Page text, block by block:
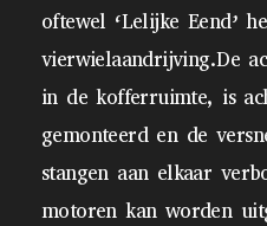
oftewel ‘Lelijke Eend’
vierwielaandrijving.De
in de kofferruimte, is
gemonteerd en de
stangen aan elkaar
motoren kan worden